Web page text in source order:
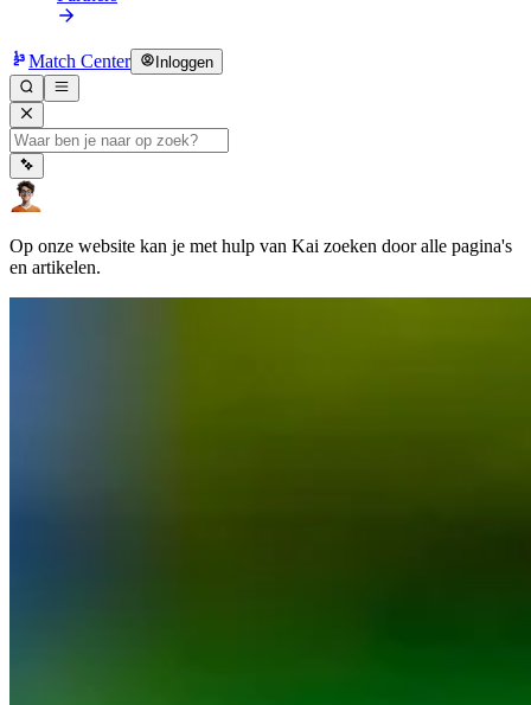
Match Center Inloggen
Op onze website kan je met hulp van Kai zoeken door alle pagina's
en artikelen.